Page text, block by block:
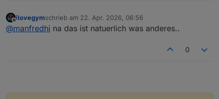
    driver = init_driver(
user_agent="Mozilla/5.0 (Linux;
    )
log.info("Öffne Login‑Seite: %s",
Offline
ilovegymschrieb am 22. Apr. 2026, 06:56
zuletzt editiert von
@manfredhi na das ist natuerlich was anderes..
0